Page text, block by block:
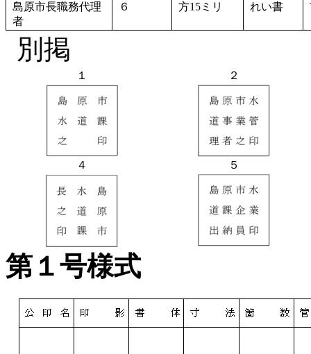
島原市長職務代理
者
６ 方15ミリ れい書
別掲
１ ２
４ ５
第１号様式